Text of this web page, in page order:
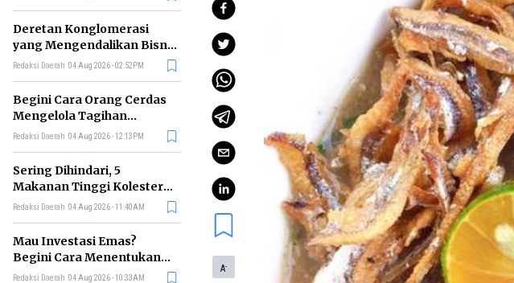
Deretan Konglomerasi
yang Mengendalikan Bisnis
Media Nasional, Siapa Saja?
Redaksi Daerah 04 Aug 2026 - 02:52PM
Begini Cara Orang Cerdas
Mengelola Tagihan
Bulanan agar Bebas Telat
Redaksi Daerah 04 Aug 2026 - 12:13PM
Sering Dihindari, 5
Makanan Tinggi Kolesterol
Ini Ternyata Menyehatkan
Redaksi Daerah 04 Aug 2026 - 11:40AM
Mau Investasi Emas?
Begini Cara Menentukan
Waktu Terbaik untuk
Redaksi Daerah 04 Aug 2026 - 10:33AM
A-